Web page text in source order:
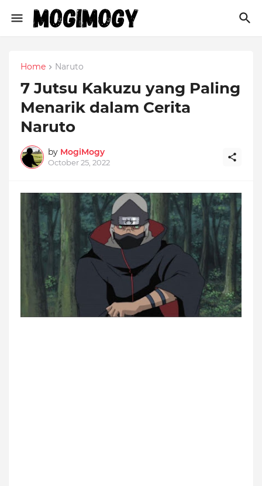
Home Naruto
7 Jutsu Kakuzu yang Paling
Menarik dalam Cerita
Naruto
by MogiMogy
October 25, 2022